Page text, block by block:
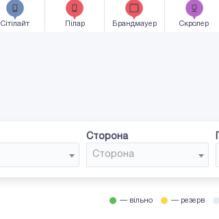
Сiтiлайт Пілар Брандмауер Скролер
Сторона
Сторона
— вільно — резерв